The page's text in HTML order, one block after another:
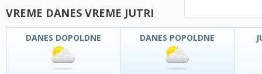
VREME DANES VREME JUTRI
DANES DOPOLDNE DANES POPOLDNE